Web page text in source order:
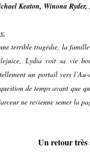
Keaton, Winona Ryder,
terrible tragédie, la
Lydia voit sa vie
un portail vers
de temps avant que
ne revienne semer la
Un retour très